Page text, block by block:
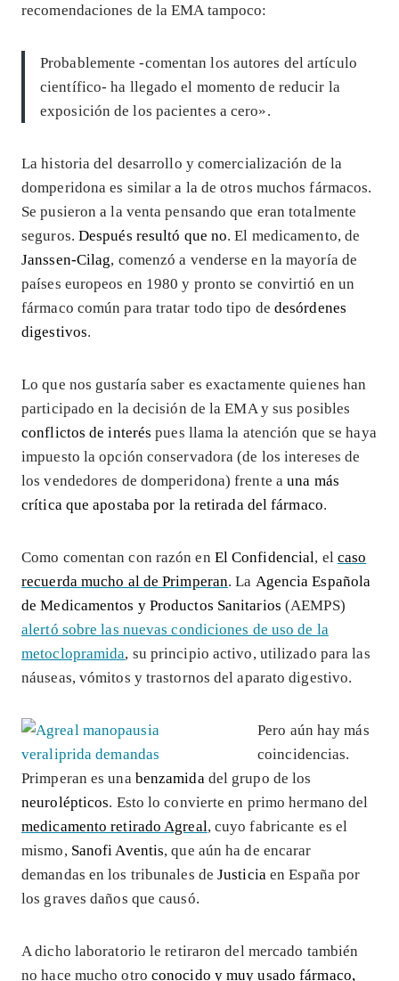
recomendaciones de la EMA tampoco:
Probablemente -comentan los autores del artículo
científico- ha llegado el momento de reducir la
exposición de los pacientes a cero».
La historia del desarrollo y comercialización de la
domperidona es similar a la de otros muchos fármacos.
Se pusieron a la venta pensando que eran totalmente
seguros. Después resultó que no. El medicamento, de
Janssen-Cilag, comenzó a venderse en la mayoría de
países europeos en 1980 y pronto se convirtió en un
fármaco común para tratar todo tipo de desórdenes
digestivos.
Lo que nos gustaría saber es exactamente quienes han
participado en la decisión de la EMA y sus posibles
conflictos de interés pues llama la atención que se haya
impuesto la opción conservadora (de los intereses de
los vendedores de domperidona) frente auna más
crítica que apostaba por la retirada del fármaco.
Como comentan con razón en El Confidencial, el caso
recuerda mucho al de Primperan. La Agencia Española
de Medicamentos y Productos Sanitarios (AEMPS)
alertó sobre las nuevas condiciones de uso de la
metoclopramida, su principio activo, utilizado para las
náuseas, vómitos y trastornos del aparato digestivo.
Pero aún hay más
coincidencias.
Primperan es una benzamida del grupo de los
neurolépticos. Esto lo convierte en primo hermano del
medicamento retirado Agreal, cuyo fabricante es el
mismo, Sanofi Aventis, que aún ha de encarar
demandas en los tribunales deJusticia en España por
los graves daños que causó.
A dicho laboratorio le retiraron del mercado también
no hace mucho otro conocido y muy usado fármaco,